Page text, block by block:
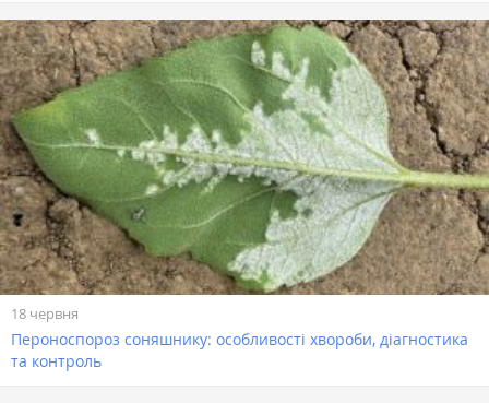
18 червня
Пероноспороз соняшнику: особливості хвороби, діагностика
та контроль